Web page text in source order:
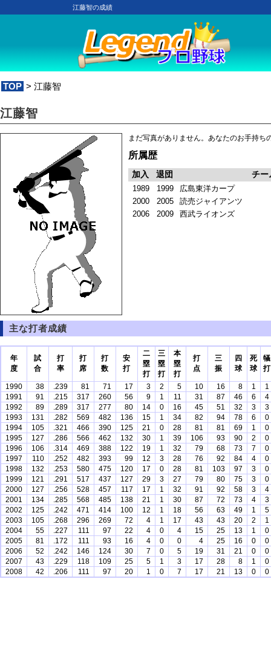
江藤智の成績
TOP > 江藤智
江藤智
まだ写真がありません。あなたのお手持ち
所属歴
加入 退団 チー
1989 1999
広島東洋カープ
2000
2005
読売ジャイアンツ
2006
2009 西武ライオンズ
主な打者成績
年
度
試
合
打
率
打
席
打
数
安
打
二
塁
打
三
塁
打
本
塁
打
打
点
三
振
四
球
死
球
犠
打
1990 38 .239 81 71 17 3 2 5 10 16 8 1
1
1991
91 .215 317 260 56 9 1 11 31 87 46 6
4
1992
89 .289 317 277 80 14 0 16 45 51 32 3
3
1993
131 .282 569 482 136 15 1 34 82 94 78 6
0
1994
105 .321 466 390 125 21 0 28 81 81 69 1
0
1995
127 .286 566 462 132 30 1 39 106 93 90 2
0
1996
106 .314 469 388 122 19 1 32 79 68 73 7
0
1997
110 .252 482 393 99 12 3 28 76 92 84 4
0
1998
132 .253 580 475 120 17 0 28 81 103 97 3
0
1999
121 .291 517 437 127 29 3 27 79 80 75 3
0
2000
127 .256 528 457 117 17 1 32 91 92 58 3
4
2001
134 .285 568 485 138 21 1 30 87 72 73 4
3
2002
125 .242 471 414 100 12 1 18 56 63 49 1
5
2003
105 .268 296 269 72 4 1 17 43 43 20 2
1
2004
55 .227 111 97 22 4 0 4 15 25 13 1
0
2005
81 .172 111 93 16 4 0 0 4 25 16 0
0
2006
52 .242 146 124 30 7 0 5 19 31 21 0
0
2007
43 .229 118 109 25 5 1 3 17 28 8 1
0
2008
42 .206 111 97 20 1 0 7 17 21 13 0 0